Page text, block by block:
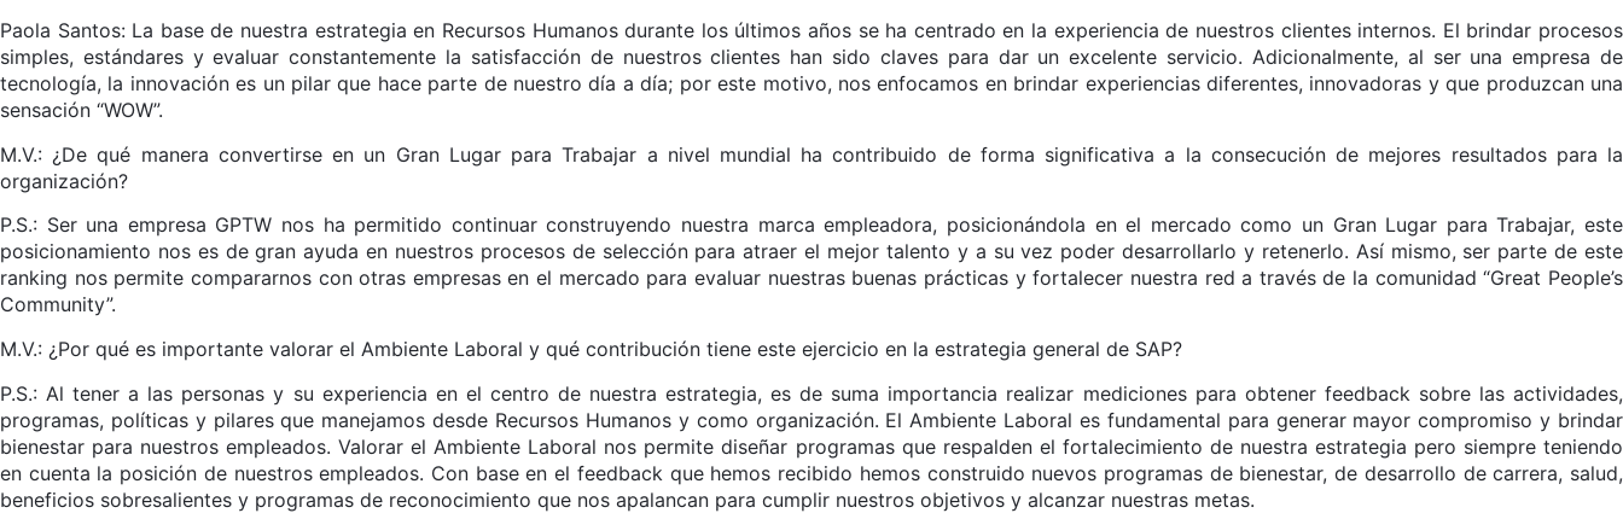
Paola Santos: La base de nuestra estrategia en Recursos Humanos durante los últimos años se ha centrado en la experiencia de nuestros clientes internos. El brindar procesos
simples, estándares y evaluar constantemente la satisfacción de nuestros clientes han sido claves para dar un excelente servicio. Adicionalmente, al ser una empresa de
tecnología, la innovación es un pilar que hace parte de nuestro día a día; por este motivo, nos enfocamos en brindar experiencias diferentes, innovadoras y que produzcan una
sensación “WOW”.
M.V.: ¿De qué manera convertirse en un Gran Lugar para Trabajar a nivel mundial ha contribuido de forma significativa a la consecución de mejores resultados para la
organización?
P.S.: Ser una empresa GPTW nos ha permitido continuar construyendo nuestra marca empleadora, posicionándola en el mercado como un Gran Lugar para Trabajar, este
posicionamiento nos es de gran ayuda en nuestros procesos de selección para atraer el mejor talento y a su vez poder desarrollarlo y retenerlo. Así mismo, ser parte de este
ranking nos permite compararnos con otras empresas en el mercado para evaluar nuestras buenas prácticas y fortalecer nuestra red a través de la comunidad “Great People’s
Community”.
M.V.: ¿Por qué es importante valorar el Ambiente Laboral y qué contribución tiene este ejercicio en la estrategia general de SAP?
P.S.: Al tener a las personas y su experiencia en el centro de nuestra estrategia, es de suma importancia realizar mediciones para obtener feedback sobre las actividades,
programas, políticas y pilares que manejamos desde Recursos Humanos y como organización. El Ambiente Laboral es fundamental para generar mayor compromiso y brindar
bienestar para nuestros empleados. Valorar el Ambiente Laboral nos permite diseñar programas que respalden el fortalecimiento de nuestra estrategia pero siempre teniendo
en cuenta la posición de nuestros empleados. Con base en el feedback que hemos recibido hemos construido nuevos programas de bienestar, de desarrollo de carrera, salud,
beneficios sobresalientes y programas de reconocimiento que nos apalancan para cumplir nuestros objetivos y alcanzar nuestras metas.